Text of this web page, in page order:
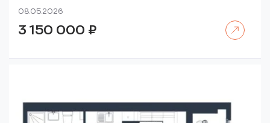
08.05.2026
3 150 000 ₽